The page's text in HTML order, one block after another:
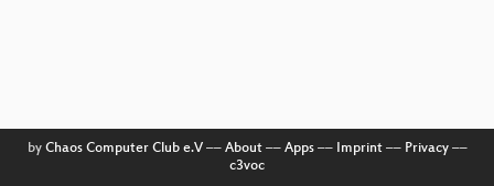
by Chaos Computer Club e.V–– About–– Apps–– Imprint–– Privacy––
c3voc